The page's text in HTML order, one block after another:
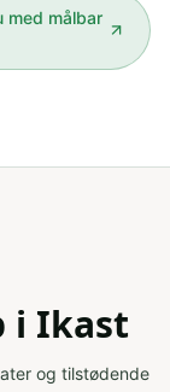
med målbar
i Ikast
og tilstødende